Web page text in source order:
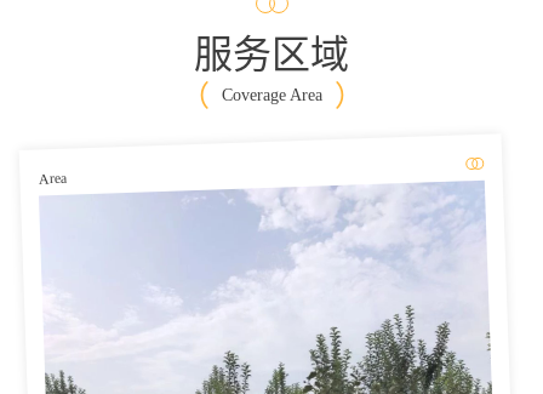
服务区域
（ Coverage Area ）
Area